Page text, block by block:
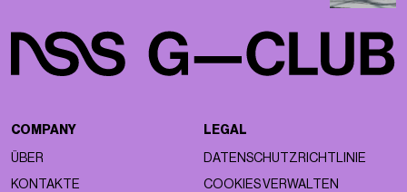
COMPANY
ÜBER
KONTAKTE
LEGAL
DATENSCHUTZRICHTLINIE
COOKIES VERWALTEN